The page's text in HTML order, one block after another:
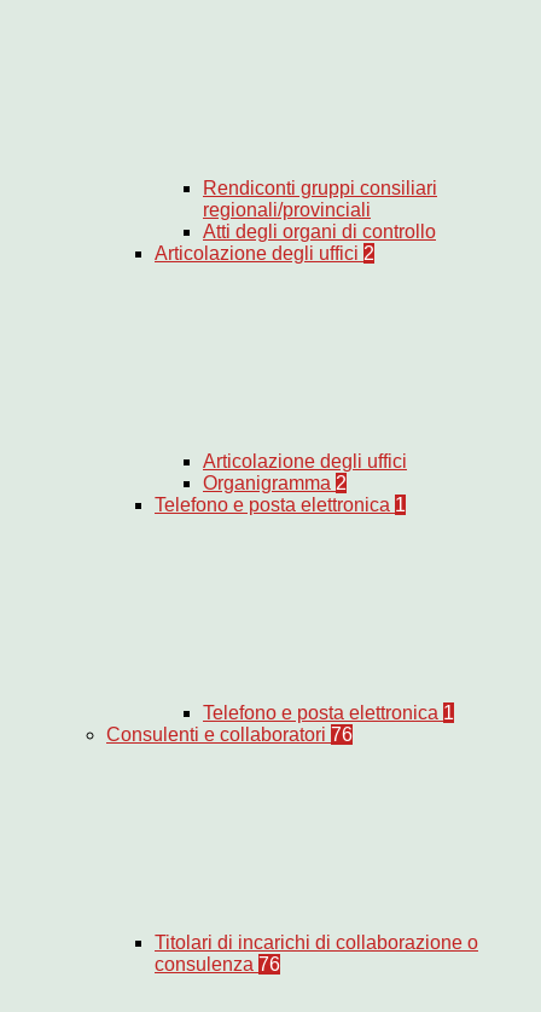
Rendiconti gruppi consiliari
regionali/provinciali
Atti degli organi di controllo
Articolazione degli uffici 2
Articolazione degli uffici
Organigramma 2
Telefono e posta elettronica 1
Telefono e posta elettronica 1
Consulenti e collaboratori 76
Titolari di incarichi di collaborazione o
consulenza 76